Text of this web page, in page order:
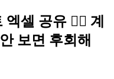
셀 공유 👰‍♀️ 계
보면 후회해